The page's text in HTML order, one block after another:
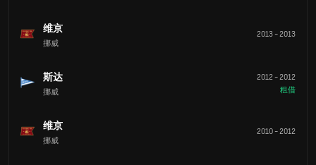
维京
挪威
2013-2013
斯达
挪威
2012-2012
租借
维京
挪威
2010-2012